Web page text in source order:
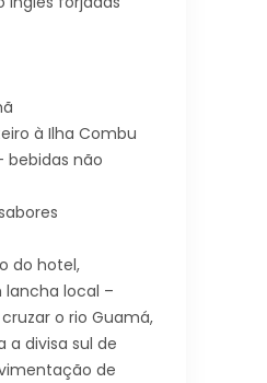
à Ilha Combu
não
do hotel,
local –
o rio Guamá,
a divisa sul de
de